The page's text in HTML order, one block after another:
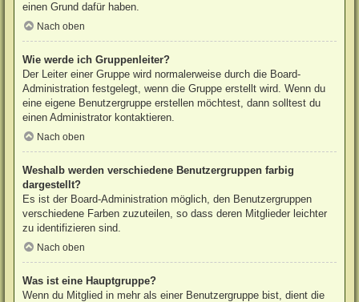
einen Grund dafür haben.
Nach oben
Wie werde ich Gruppenleiter?
Der Leiter einer Gruppe wird normalerweise durch die Board-
Administration festgelegt, wenn die Gruppe erstellt wird. Wenn du
eine eigene Benutzergruppe erstellen möchtest, dann solltest du
einen Administrator kontaktieren.
Nach oben
Weshalb werden verschiedene Benutzergruppen farbig
dargestellt?
Es ist der Board-Administration möglich, den Benutzergruppen
verschiedene Farben zuzuteilen, so dass deren Mitglieder leichter
zu identifizieren sind.
Nach oben
Was ist eine Hauptgruppe?
Wenn du Mitglied in mehr als einer Benutzergruppe bist, dient die